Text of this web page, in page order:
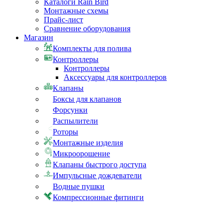
Каталоги Rain Bird
Монтажные схемы
Прайс-лист
Сравнение оборудования
Магазин
Комплекты для полива
Контроллеры
Контроллеры
Аксессуары для контроллеров
Клапаны
Боксы для клапанов
Форсунки
Распылители
Роторы
Монтажные изделия
Микроорошение
Клапаны быстрого доступа
Импульсные дождеватели
Водные пушки
Компрессионные фитинги